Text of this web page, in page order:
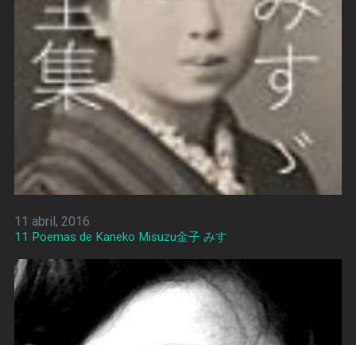
11 abril, 2016
11 Poemas de Kaneko Misuzu金子 みすゞ